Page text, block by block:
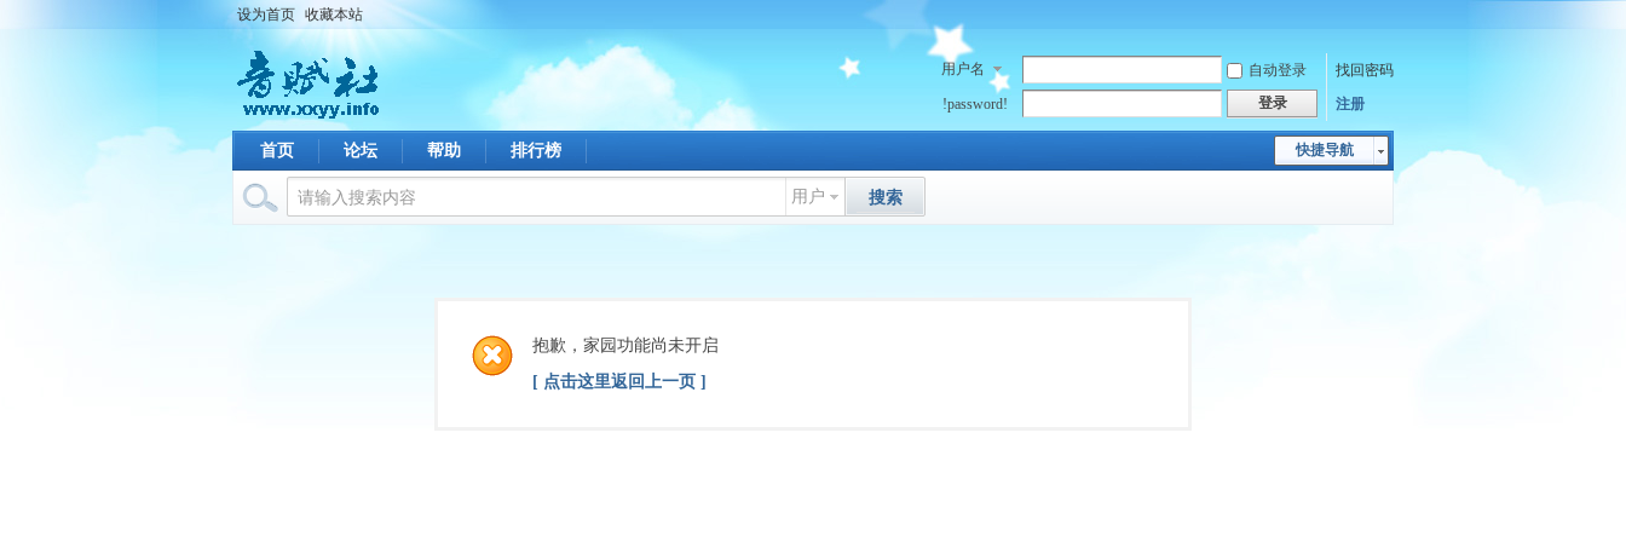
设为首页 收藏本站
用户名 自动登录
找回密码
!password!
登录 注册
快捷导航
首页 论坛 帮助 排行榜
用户 搜索
抱歉，家园功能尚未开启
[ 点击这里返回上一页 ]